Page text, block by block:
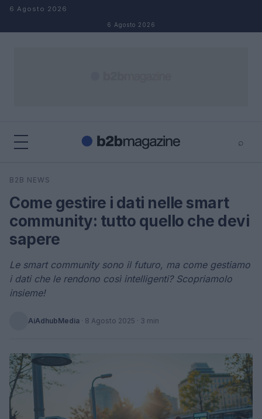
Salta al contenuto
6 Agosto 2026
6 Agosto 2026
⌕
Cerca
B2B NEWS
Come gestire i dati nelle smart
community: tutto quello che devi
sapere
Le smart community sono il futuro, ma come gestiamo
i dati che le rendono così intelligenti? Scopriamolo
insieme!
AiAdhubMedia · 8 Agosto 2025 · 3 min